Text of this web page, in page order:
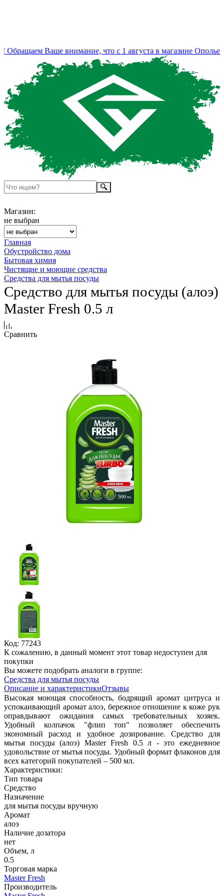
Ваше внимание, что с 1 августа в магазине Ополье
Магазин:
не выбран
Главная
Обустройство дома
Бытовая химия
Чистящие и моющие средства
Средства для мытья посуды
Средство для мытья посуды (алоэ)
Master Fresh 0.5 л
Сравнить
Код: 77243
К сожалению, в данный момент этот товар недоступен для
покупки
Вы можете подобрать аналоги в группе:
Средства для мытья посуды
Описание и характеристикиОтзывы
Высокая моющая способность, бодрящий аромат цитруса и
успокаивающий аромат алоэ, бережное отношение к коже рук
оправдывают ожидания самых требовательных хозяек.
Удобный колпачок "флип топ" позволяет обеспечить
экономный расход и удобное дозирование. Средство для
мытья посуды (алоэ) Master Fresh 0.5 л - это ежедневное
удовольствие от мытья посуды. Удобный формат флаконов для
всех категорий покупателей – 500 мл.
Характеристики:
Тип товара
Средство
Назначение
для мытья посуды вручную
Аромат
алоэ
Наличие дозатора
нет
Объем, л
0.5
Торговая марка
Master Fresh
Производитель